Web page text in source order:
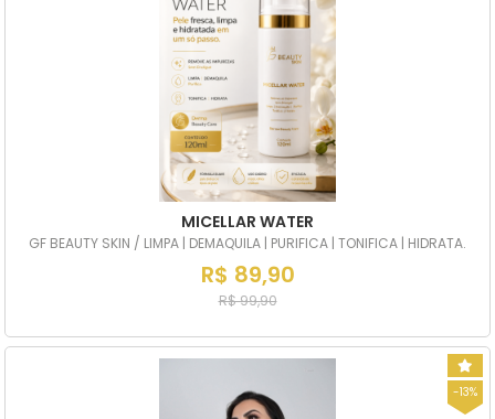
MICELLAR WATER
GF BEAUTY SKIN / LIMPA | DEMAQUILA | PURIFICA | TONIFICA | HIDRATA.
R$ 89,90
R$ 99,90
-13%